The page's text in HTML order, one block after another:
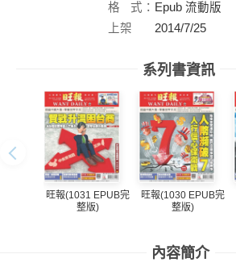
格
式： Epub 流動版
上架
2014/7/25
系列書資訊
旺報(1031 EPUB完
整版)
旺報(1030 EPUB完
整版)
內容簡介